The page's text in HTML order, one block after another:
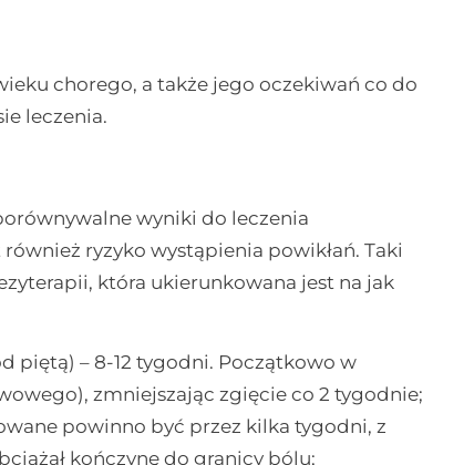
chorego, a także jego oczekiwań co do
leczenia.
wyniki do leczenia
ryzyko wystąpienia powikłań. Taki
która ukierunkowana jest na jak
piętą) – 8-12 tygodni. Początkowo w
zmniejszając zgięcie co 2 tygodnie;
powinno być przez kilka tygodni, z
kończynę do granicy bólu;